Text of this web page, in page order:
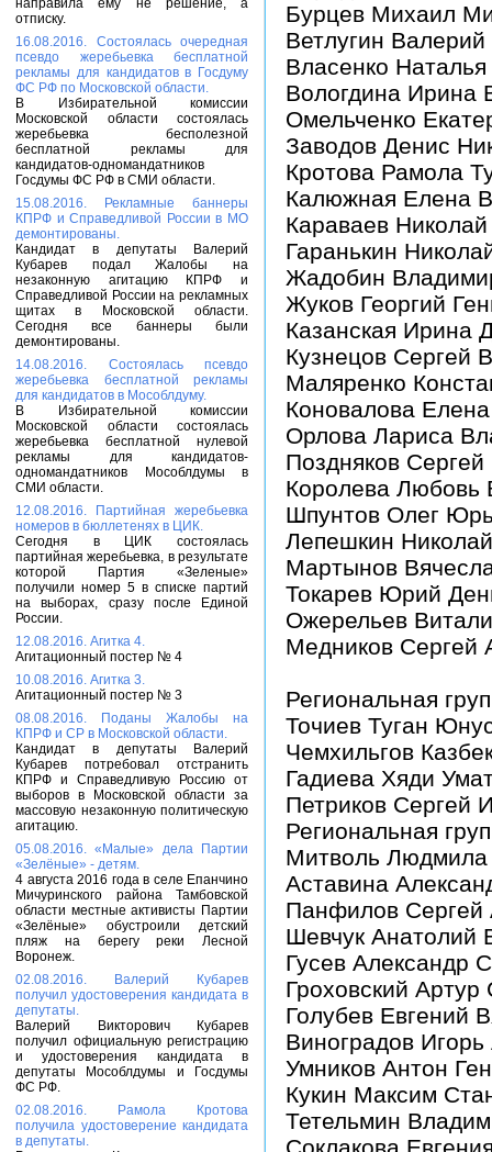
направила ему не решение, а
отписку.
16.08.2016. Состоялась очередная
псевдо жеребьевка бесплатной
рекламы для кандидатов в Госдуму
ФС РФ по Московской области.
В Избирательной комиссии
Московской области состоялась
жеребьевка бесполезной
бесплатной рекламы для
кандидатов-одномандатников
Госдумы ФС РФ в СМИ области.
15.08.2016. Рекламные баннеры
КПРФ и Справедливой России в МО
демонтированы.
Кандидат в депутаты Валерий
Кубарев подал Жалобы на
незаконную агитацию КПРФ и
Справедливой России на рекламных
щитах в Московской области.
Сегодня все баннеры были
демонтированы.
14.08.2016. Состоялась псевдо
жеребьевка бесплатной рекламы
для кандидатов в Мособлдуму.
В Избирательной комиссии
Московской области состоялась
жеребьевка бесплатной нулевой
рекламы для кандидатов-
одномандатников Мособлдумы в
СМИ области.
12.08.2016. Партийная жеребьевка
номеров в бюллетенях в ЦИК.
Сегодня в ЦИК состоялась
партийная жеребьевка, в результате
которой Партия «Зеленые»
получили номер 5 в списке партий
на выборах, сразу после Единой
России.
12.08.2016. Агитка 4.
Агитационный постер № 4
10.08.2016. Агитка 3.
Агитационный постер № 3
08.08.2016. Поданы Жалобы на
КПРФ и СР в Московской области.
Кандидат в депутаты Валерий
Кубарев потребовал отстранить
КПРФ и Справедливую Россию от
выборов в Московской области за
массовую незаконную политическую
агитацию.
05.08.2016. «Малые» дела Партии
«Зелёные» - детям.
4 августа 2016 года в селе Епанчино
Мичуринского района Тамбовской
области местные активисты Партии
«Зелёные» обустроили детский
пляж на берегу реки Лесной
Воронеж.
02.08.2016. Валерий Кубарев
получил удостоверения кандидата в
депутаты.
Валерий Викторович Кубарев
получил официальную регистрацию
и удостоверения кандидата в
депутаты Мособлдумы и Госдумы
ФС РФ.
02.08.2016. Рамола Кротова
получила удостоверение кандидата
в депутаты.
Бурцев Михаил
Ветлугин
Власенко
Вологдина Ирина
Омельченко
Заводов Денис
Кротова Рамола
Калюжная Елена
Караваев
Гаранькин
Жадобин
Жуков Георгий
Казанская Ирина
Кузнецов Сергей
Маляренко
Коновалова
Орлова Лариса
Поздняков
Королева Любовь
Шпунтов Олег
Лепешкин
Мартынов
Токарев Юрий
Ожерельев
Медников Сергей
Региональная
Точиев Туган
Чемхильгов
Гадиева Хяди
Петриков Сергей
Региональная
Митволь
Аставина
Панфилов Сергей
Шевчук Анатолий
Гусев Александр
Гроховский Артур
Голубев Евгений
Виноградов
Умников Антон
Кукин Максим
Тетельмин